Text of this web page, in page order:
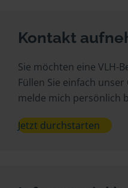
Kontakt
Sie möchten eine VLH-
Füllen Sie einfach
melde mich persönlich
Jetzt durchstarten